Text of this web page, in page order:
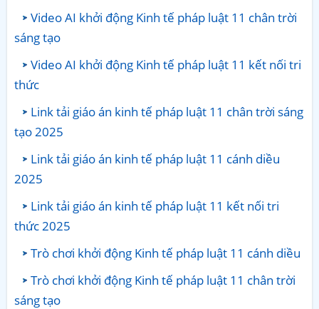
Video AI khởi động Kinh tế pháp luật 11 chân trời
sáng tạo
Video AI khởi động Kinh tế pháp luật 11 kết nối tri
thức
Link tải giáo án kinh tế pháp luật 11 chân trời sáng
tạo 2025
Link tải giáo án kinh tế pháp luật 11 cánh diều
2025
Link tải giáo án kinh tế pháp luật 11 kết nối tri
thức 2025
Trò chơi khởi động Kinh tế pháp luật 11 cánh diều
Trò chơi khởi động Kinh tế pháp luật 11 chân trời
sáng tạo